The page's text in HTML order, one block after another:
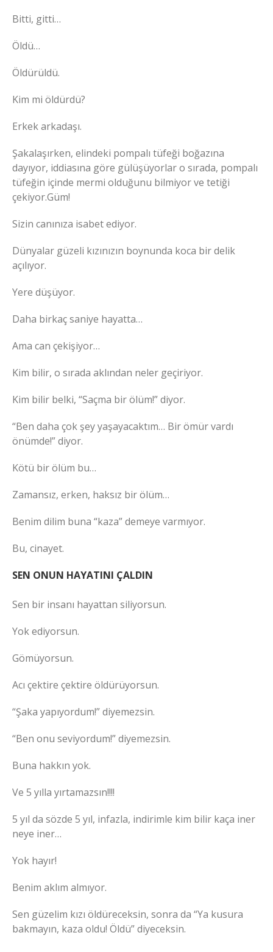
Bitti, gitti…
Öldü…
Öldürüldü.
Kim mi öldürdü?
Erkek arkadaşı.
Şakalaşırken, elindeki pompalı tüfeği boğazına
dayıyor, iddiasına göre gülüşüyorlar o sırada, pompalı
tüfeğin içinde mermi olduğunu bilmiyor ve tetiği
çekiyor.Güm!
Sizin canınıza isabet ediyor.
Dünyalar güzeli kızınızın boynunda koca bir delik
açılıyor.
Yere düşüyor.
Daha birkaç saniye hayatta…
Ama can çekişiyor…
Kim bilir, o sırada aklından neler geçiriyor.
Kim bilir belki, “Saçma bir ölüm!” diyor.
“Ben daha çok şey yaşayacaktım… Bir ömür vardı
önümde!” diyor.
Kötü bir ölüm bu…
Zamansız, erken, haksız bir ölüm…
Benim dilim buna “kaza” demeye varmıyor.
Bu, cinayet.
SEN ONUN HAYATINI ÇALDIN
Sen bir insanı hayattan siliyorsun.
Yok ediyorsun.
Gömüyorsun.
Acı çektire çektire öldürüyorsun.
“Şaka yapıyordum!” diyemezsin.
“Ben onu seviyordum!” diyemezsin.
Buna hakkın yok.
Ve 5 yılla yırtamazsın!!!!
5 yıl da sözde 5 yıl, infazla, indirimle kim bilir kaça iner
neye iner…
Yok hayır!
Benim aklım almıyor.
Sen güzelim kızı öldüreceksin, sonra da “Ya kusura
bakmayın, kaza oldu! Öldü” diyeceksin.